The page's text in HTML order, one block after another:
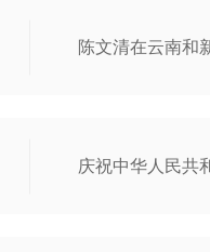
陈文清在云南和
庆祝中华人民共